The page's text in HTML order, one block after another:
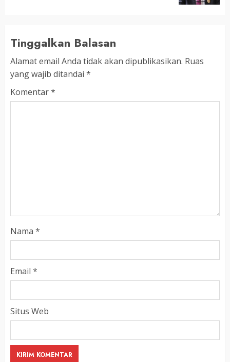
Tinggalkan Balasan
Alamat email Anda tidak akan dipublikasikan. Ruas
yang wajib ditandai *
Komentar*
Nama *
Email *
Situs Web